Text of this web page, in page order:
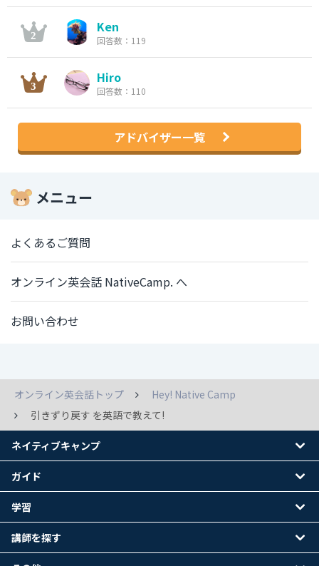
Ken
回答数：119
Hiro
回答数：110
アドバイザー一覧
メニュー
よくあるご質問
オンライン英会話 NativeCamp. へ
お問い合わせ
オンライン英会話トップ
Hey! Native Camp
引きずり戻す を英語で教えて!
ネイティブキャンプ
ガイド
学習
講師を探す